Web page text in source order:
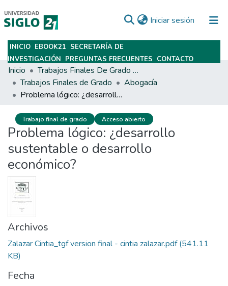
Iniciar sesión (current)
Subir
INICIO EBOOK21 SECRETARÍA DE
INVESTIGACIÓN PREGUNTAS FRECUENTES CONTACTO
Inicio
Trabajos Finales De Grado Y Posgrado
Trabajos Finales de Grado
Abogacía
Problema lógico: ¿desarrollo sustentable o desarrollo económico?
Trabajo final de grado Acceso abierto
Problema lógico: ¿desarrollo
sustentable o desarrollo
económico?
Archivos
Zalazar Cintia_tgf version final - cintia zalazar.pdf(541.11
KB)
Fecha